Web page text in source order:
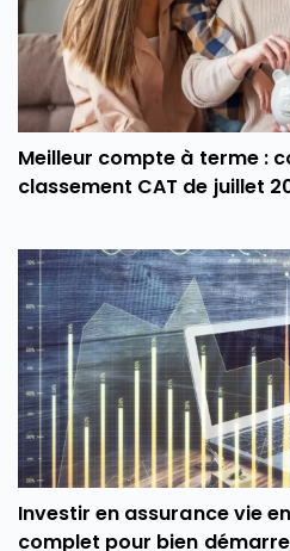
Meilleur compte à terme :
classement CAT de juillet
Investir en assurance vie
complet pour bien